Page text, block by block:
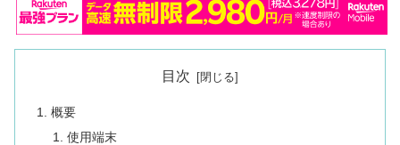
目次
概要
使用端末